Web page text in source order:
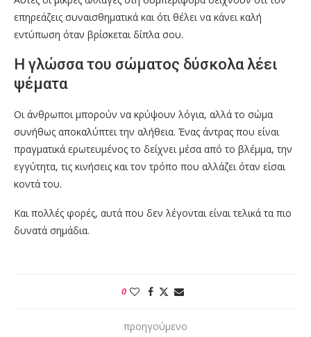
επηρεάζεις συναισθηματικά και ότι θέλει να κάνει καλή
εντύπωση όταν βρίσκεται δίπλα σου.
Η γλώσσα του σώματος δύσκολα λέει
ψέματα
Οι άνθρωποι μπορούν να κρύψουν λόγια, αλλά το σώμα
συνήθως αποκαλύπτει την αλήθεια. Ένας άντρας που είναι
πραγματικά ερωτευμένος το δείχνει μέσα από το βλέμμα, την
εγγύτητα, τις κινήσεις και τον τρόπο που αλλάζει όταν είσαι
κοντά του.
Και πολλές φορές, αυτά που δεν λέγονται είναι τελικά τα πιο
δυνατά σημάδια.
0
προηγούμενο